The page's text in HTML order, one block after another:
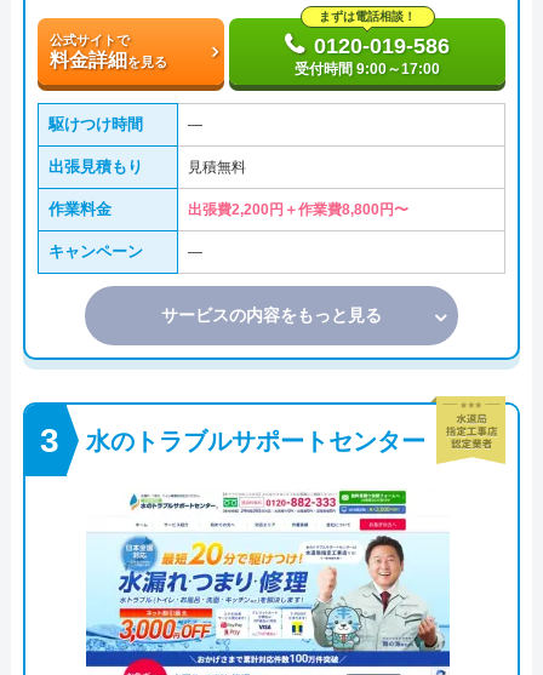
公式サイトで
料金詳細を見る
まずは電話相談！
0120-019-586
受付時間 9:00～17:00
駆けつけ時間 ―
出張見積もり 見積無料
作業料金 出張費2,200円＋作業費8,800円〜
キャンペーン ―
サービスの内容をもっと見る
水のトラブルサポートセンター